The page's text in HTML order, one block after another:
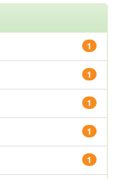
1
1
1
1
1